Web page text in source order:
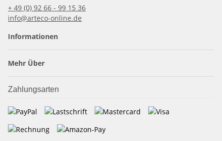
+ 49 (0) 92 66 - 99 15 36
info@arteco-online.de
Informationen
Mehr Über
Zahlungsarten